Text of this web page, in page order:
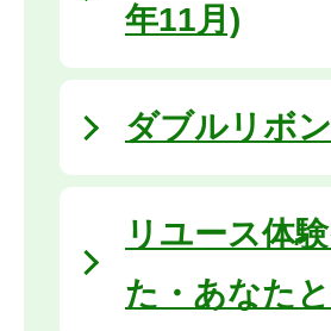
年11月)
ダブルリボ
リユース体
た・あなた